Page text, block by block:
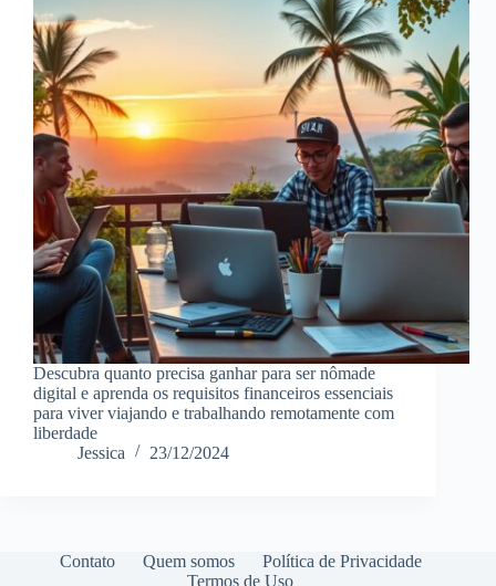
Descubra quanto precisa ganhar para ser nômade
digital e aprenda os requisitos financeiros essenciais
para viver viajando e trabalhando remotamente com
liberdade
Jessica
23/12/2024
Contato Quem somos
Política de Privacidade
Termos de Uso